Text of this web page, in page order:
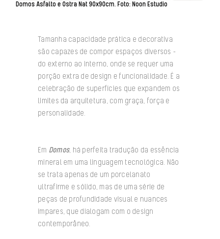
Domos Asfalto e Ostra Nat 90x90cm. Foto: Noon Estudio
Tamanha capacidade prática e decorativa
são capazes de compor espaços diversos –
do externo ao interno, onde se requer uma
porção extra de design e funcionalidade. É a
celebração de superfícies que expandem os
limites da arquitetura, com graça, força e
personalidade.
Em Domos, há perfeita tradução da essência
mineral em uma linguagem tecnológica. Não
se trata apenas de um porcelanato
ultrafirme e sólido, mas de uma série de
peças de profundidade visual e nuances
ímpares, que dialogam com o design
contemporâneo.